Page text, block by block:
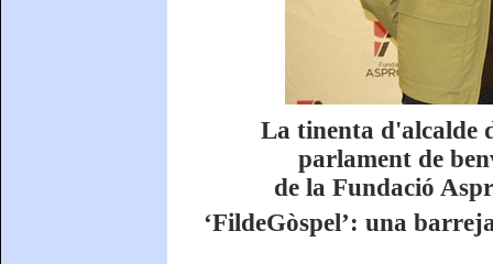
La tinenta d'alcalde
parlament de
de la Fundació
‘FildeGòspel’: una